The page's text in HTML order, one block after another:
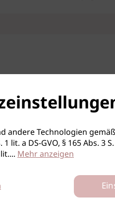
andere Technologien
1 lit. a DS-GVO, § 165 Abs.
... Mehr anzeigen